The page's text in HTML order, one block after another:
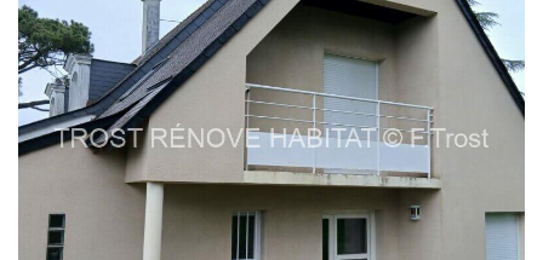
Nettoyage de façade et
pignon à Trélazé
EN SAVOIR PLUS